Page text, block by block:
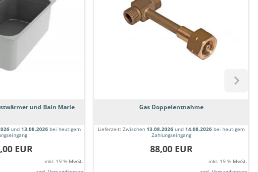
und Bain Marie
und 13.08.2026 bei heutigem
EUR
inkl. 19 % MwSt.
Gas Doppelentnahme
Lieferzeit: Zwischen 13.08.2026 und 14.08.2026 bei heutigem
Zahlungseingang
88,00 EUR
inkl. 19 % MwSt.